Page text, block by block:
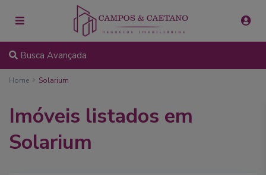
Busca Avançada
Home Solarium
Imóveis listados em
Solarium